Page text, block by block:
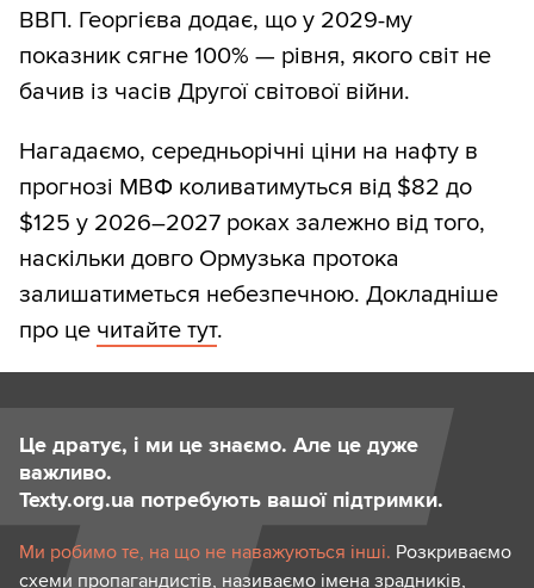
ВВП. Георгієва додає, що у 2029-му
показник сягне 100% — рівня, якого світ не
бачив із часів Другої світової війни.
Нагадаємо, середньорічні ціни на нафту в
прогнозі МВФ коливатимуться від $82 до
$125 у 2026–2027 роках залежно від того,
наскільки довго Ормузька протока
залишатиметься небезпечною. Докладніше
про це читайте тут.
Це дратує, і ми це знаємо. Але це дуже
важливо.
Texty.org.ua потребують вашої підтримки.
Ми робимо те, на що не наважуються інші. Розкриваємо
схеми пропагандистів, називаємо імена зрадників,